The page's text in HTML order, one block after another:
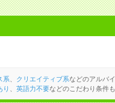
系 クリエイティブ系などのアルバ
り 英語力不要などのこだわり条件